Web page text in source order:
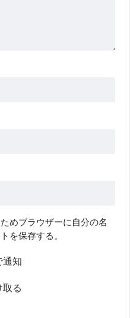
めブラウザーに自分の名
を保存する。
通知
取る